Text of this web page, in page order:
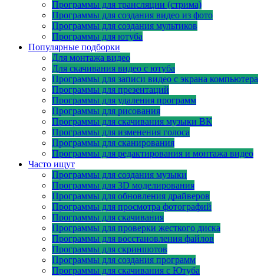
Программы для трансляции (стрима)
Программы для создания видео из фото
Программы для создания мультиков
Программы для ютуба
Популярные подборки
Для монтажа видео
Для скачивания видео с ютуба
Программы для записи видео с экрана компьютера
Программы для презентаций
Программы для удаления программ
Программы для рисования
Программы для скачивания музыки ВК
Программы для изменения голоса
Программы для сканирования
Программы для редактирования и монтажа видео
Часто ищут
Программы для создания музыки
Программы для 3D моделирования
Программы для обновления драйверов
Программы для просмотра фотографий
Программы для скачивания
Программы для проверки жесткого диска
Программы для восстановления файлов
Программы для скриншотов
Программы для создания программ
Программы для скачивания с Ютуба